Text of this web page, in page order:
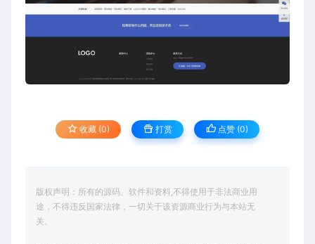
收藏 (0) 打赏 点赞 (0)
版权声明：所有的源码、软件和资料,不得使用于非法商业用
途，不得违反国家法律，一切关于该资源商业行为与本站无
关。